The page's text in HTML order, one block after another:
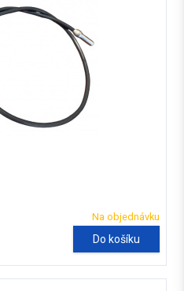
Na objednávku
Do košíku